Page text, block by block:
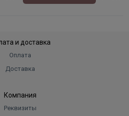
и доставка
Оплата
Доставка
Компания
Реквизиты